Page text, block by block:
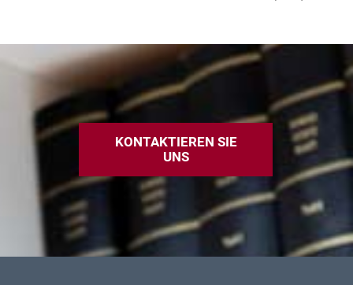
KONTAKTIEREN SIE
UNS